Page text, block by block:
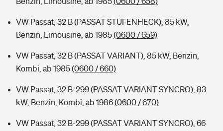
VW Passat, 32 B (PASSAT STUFENHECK), 85 kW,
Benzin, Limousine, ab 1985(0600 / 659)
VW Passat, 32 B (PASSAT VARIANT), 85 kW, Benzin,
Kombi, ab 1985(0600 / 660)
VW Passat, 32 B-299 (PASSAT VARIANT SYNCRO), 83
kW, Benzin, Kombi, ab 1986(0600 / 670)
VW Passat, 32 B-299 (PASSAT VARIANT SYNCRO), 66